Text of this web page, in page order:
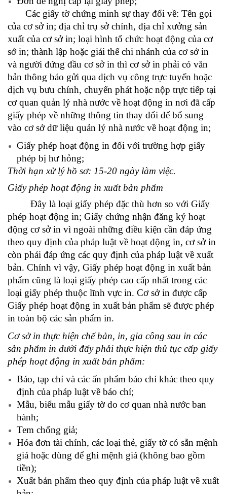
Các giấy tờ chứng minh sự thay đổi về: Tên gọi
của cơ sở in; địa chỉ trụ sở chính, địa chỉ xưởng sản
xuất của cơ sở in; loại hình tổ chức hoạt động của cơ
sở in; thành lập hoặc giải thể chi nhánh của cơ sở in
và người đứng đầu cơ sở in thì cơ sở in phải có văn
bản thông báo gửi qua dịch vụ công trực tuyến hoặc
dịch vụ bưu chính, chuyển phát hoặc nộp trực tiếp tại
cơ quan quản lý nhà nước về hoạt động in nơi đã cấp
giấy phép về những thông tin thay đổi để bổ sung
vào cơ sở dữ liệu quản lý nhà nước về hoạt động in;
Giấy phép hoạt động in đối với trường hợp giấy
phép bị hư hỏng;
Thời hạn xử lý hồ sơ: 15-20 ngày làm việc.
Giấy phép hoạt động in xuất bản phẩm
Đây là loại giấy phép đặc thù hơn so với Giấy
phép hoạt động in; Giấy chứng nhận đăng ký hoạt
động cơ sở in vì ngoài những điều kiện cần đáp ứng
theo quy định của pháp luật về hoạt động in, cơ sở in
còn phải đáp ứng các quy định của pháp luật về xuất
bản. Chính vì vậy, Giấy phép hoạt động in xuất bản
phẩm cũng là loại giấy phép cao cấp nhất trong các
loại giấy phép thuộc lĩnh vực in. Cơ sở in được cấp
Giấy phép hoạt động in xuất bản phẩm sẽ được phép
in toàn bộ các sản phẩm in.
Cơ sở in thực hiện chế bản, in, gia công sau in các
sản phẩm in dưới đấy phải thực hiện thủ tục cấp giấy
phép hoạt động in xuất bản phẩm:
Báo, tạp chí và các ấn phẩm báo chí khác theo quy
định của pháp luật về báo chí;
Mẫu, biểu mẫu giấy tờ do cơ quan nhà nước ban
hành;
Tem chống giả;
Hóa đơn tài chính, các loại thẻ, giấy tờ có sẵn mệnh
giá hoặc dùng để ghi mệnh giá (không bao gồm
tiền);
Xuất bản phẩm theo quy định của pháp luật về xuất